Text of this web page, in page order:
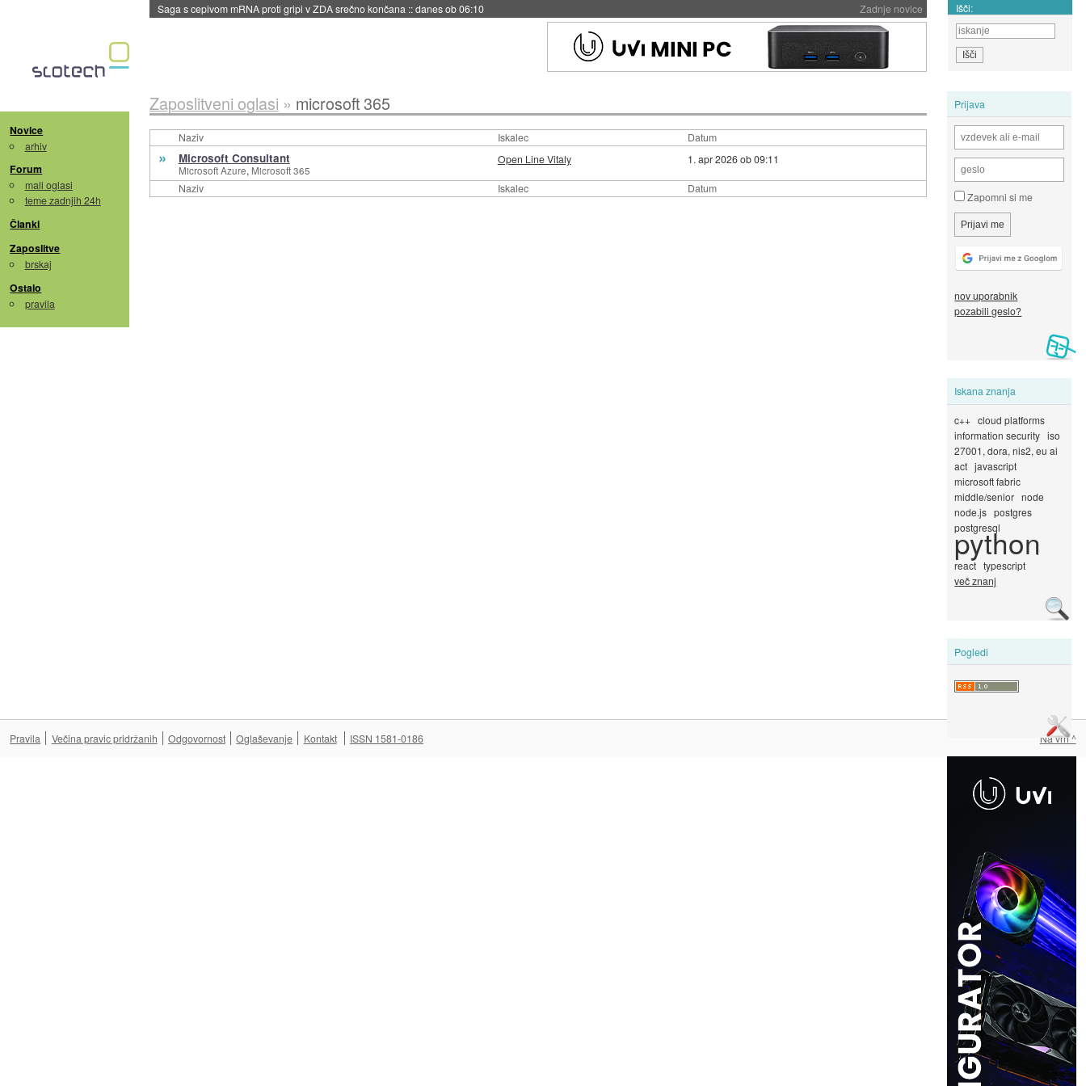
Zadnje novice
Saga s cepivom mRNA proti gripi v ZDA srečno končana ::danes ob 06:10 Išči:
Novice
arhiv
Forum
mali oglasi
teme zadnjih 24h
Članki
Zaposlitve
brskaj
Ostalo
pravila
Prijava
Zapomni si me
nov uporabnik
pozabili geslo?
Iskana znanja
c++ cloud platforms
information security iso
27001, dora, nis2, eu ai
act javascript
microsoft fabric
middle/senior node
node.js postgres
postgresql
python
react typescript
več znanj
Pogledi
Zaposlitveni oglasi » microsoft 365
Naziv Iskalec Datum
Naziv Iskalec Datum
» Microsoft Consultant
Microsoft Azure, Microsoft 365
Open Line Vitaly 1. apr 2026 ob 09:11
Na vrh ^
Pravila Večina pravic pridržanih Odgovornost Oglaševanje Kontakt ISSN 1581-0186